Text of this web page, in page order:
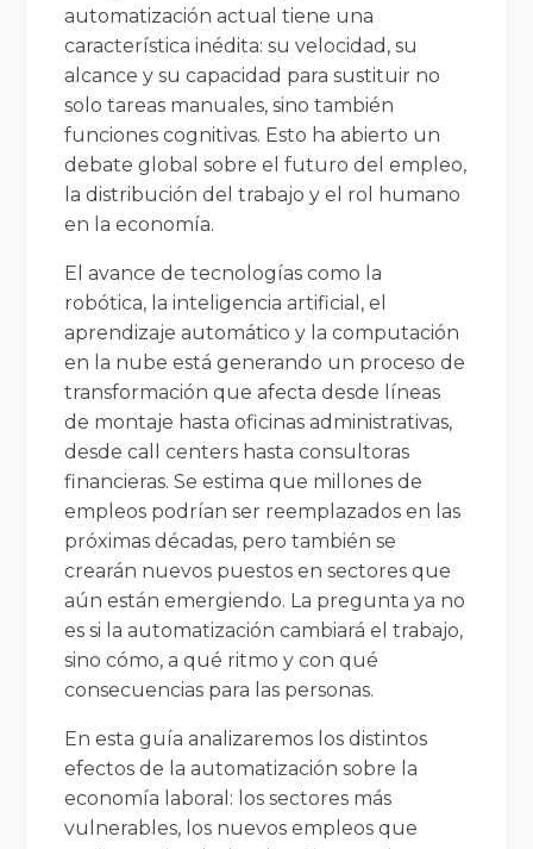
automatización actual tiene una
característica inédita: su velocidad, su
alcance y su capacidad para sustituir no
solo tareas manuales, sino también
funciones cognitivas. Esto ha abierto un
debate global sobre el futuro del empleo,
la distribución del trabajo y el rol humano
en la economía.
El avance de tecnologías como la
robótica, la inteligencia artificial, el
aprendizaje automático y la computación
en la nube está generando un proceso de
transformación que afecta desde líneas
de montaje hasta oficinas administrativas,
desde call centers hasta consultoras
financieras. Se estima que millones de
empleos podrían ser reemplazados en las
próximas décadas, pero también se
crearán nuevos puestos en sectores que
aún están emergiendo. La pregunta ya no
es si la automatización cambiará el trabajo,
sino cómo, a qué ritmo y con qué
consecuencias para las personas.
En esta guía analizaremos los distintos
efectos de la automatización sobre la
economía laboral: los sectores más
vulnerables, los nuevos empleos que